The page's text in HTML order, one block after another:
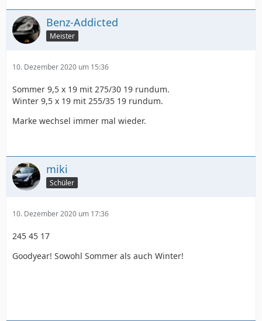
Benz-Addicted
Meister
10. Dezember 2020 um 15:36
Sommer 9,5 x 19 mit 275/30 19 rundum.
Winter 9,5 x 19 mit 255/35 19 rundum.
Marke wechsel immer mal wieder.
miki
Schüler
10. Dezember 2020 um 17:36
245 45 17
Goodyear! Sowohl Sommer als auch Winter!